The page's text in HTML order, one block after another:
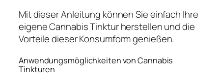
Mit dieser Anleitung können Sie einfach Ihre
eigene Cannabis Tinktur herstellen und die
Vorteile dieser Konsumform genießen.
Anwendungsmöglichkeiten von Cannabis
Tinkturen